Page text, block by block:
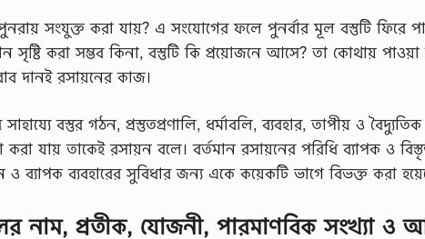
সংযুক্ত করা যায়? এ সংযোগের ফলে পুনর্বার মূল বস্তুটি ফিরে
করা সম্ভব কিনা, বস্তুটি কি প্রয়োজনে আসে? তা কোথায় পাওয়া
দানই রসায়নের কাজ।
বস্তুর গঠন, প্রস্তুতপ্রণালি, ধর্মাবলি, ব্যবহার, তাপীয় ও
করা যায় তাকেই রসায়ন বলে। বর্তমান রসায়নের পরিধি ব্যাপক ও
ব্যাপক ব্যবহারের সুবিধার জন্য একে কয়েকটি ভাগে বিভক্ত করা
নাম, প্রতীক, যোজনী, পারমাণবিক সংখ্যা ও